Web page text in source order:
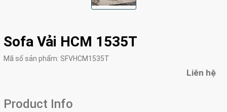
Sofa Vải HCM 1535T
Mã số sản phẩm: SFVHCM1535T
Liên hệ
Product Info